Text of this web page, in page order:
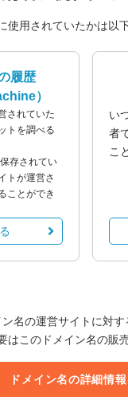
使用されていたかは以
履歴
）
されていた
トを調べる
存されてい
トが運営さ
ことができ
い
者
こ
ン名の運営サイトに対
はこのドメイン名の販
ドメイン名の詳細情